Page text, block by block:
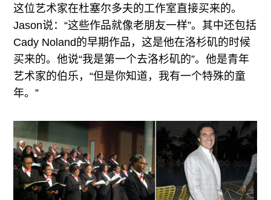
这位艺术家在杜塞尔多夫的工作室直接买来的。
Jason说：“这些作品就像老朋友一样”。其中还包括
Cady Noland的早期作品，这是他在洛杉矶的时候
买来的。他说“我是第一个去洛杉矶的”。他是青年
艺术家的伯乐，“但是你知道，我有一个特殊的童
年。”